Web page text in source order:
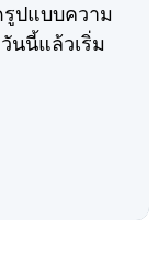
รูปแบบความ
นนี้แล้วเริ่ม